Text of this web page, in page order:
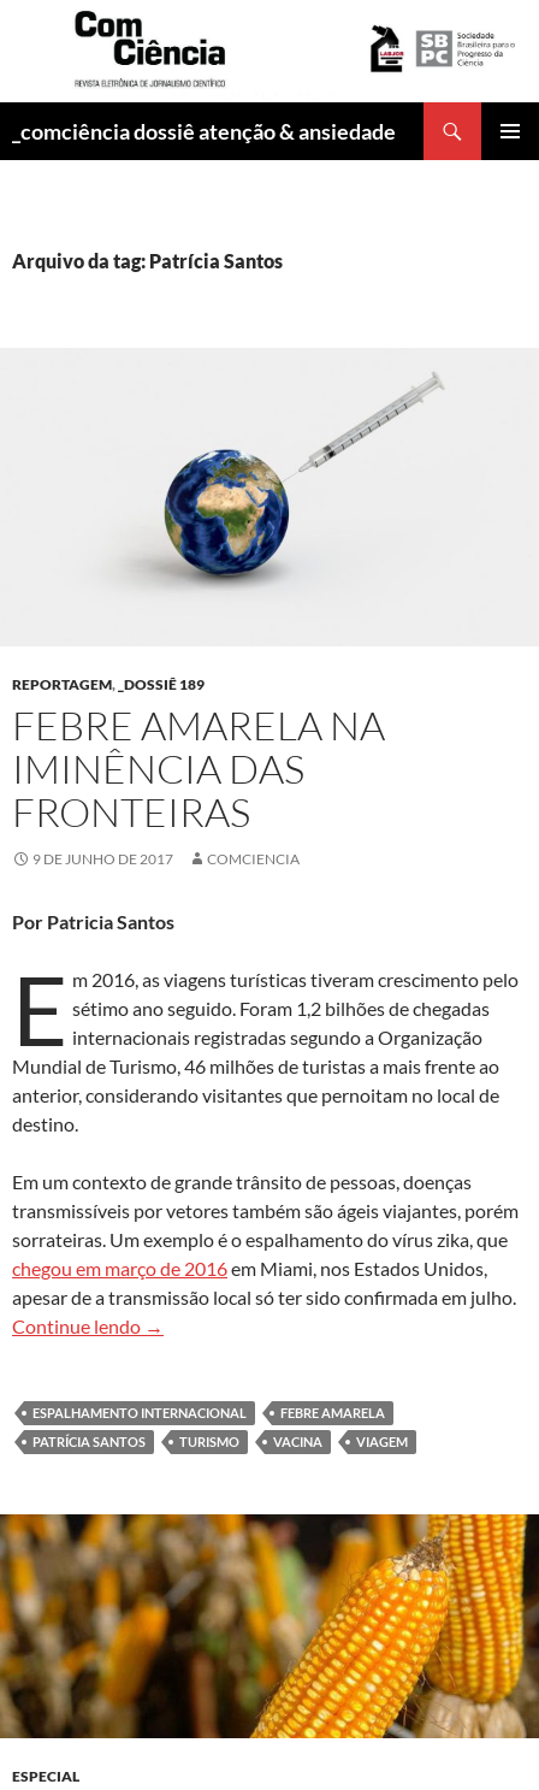
_comciência dossiê atenção & ansiedade
Arquivo da tag: Patrícia Santos
REPORTAGEM, _DOSSIÊ 189
FEBRE AMARELA NA
IMINÊNCIA DAS
FRONTEIRAS
9 DE JUNHO DE 2017 COMCIENCIA
Por Patricia Santos
E m 2016, as viagens turísticas tiveram crescimento pelo
sétimo ano seguido. Foram 1,2 bilhões de chegadas
internacionais registradas segundo a Organização
Mundial de Turismo, 46 milhões de turistas a mais frente ao
anterior, considerando visitantes que pernoitam no local de
destino.
Em um contexto de grande trânsito de pessoas, doenças
transmissíveis por vetores também são ágeis viajantes, porém
sorrateiras. Um exemplo é o espalhamento do vírus zika, que
chegou em março de 2016em Miami, nos Estados Unidos,
apesar de a transmissão local só ter sido confirmada em julho.
Continue lendo Febre amarela na iminência das fronteiras
→
ESPALHAMENTO INTERNACIONAL
FEBRE AMARELA
PATRÍCIA SANTOS
TURISMO VACINA VIAGEM
ESPECIAL